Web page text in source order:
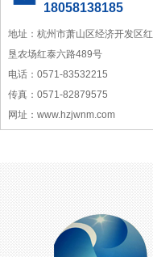
宁波塑料行业优秀供应商
浙江省塑料协会会员
18058138185
地址：杭州市萧山区经济开发区红
垦农场红泰六路489号
电话：0571-83532215
传真：0571-82879575
网址：www.hzjwnm.com